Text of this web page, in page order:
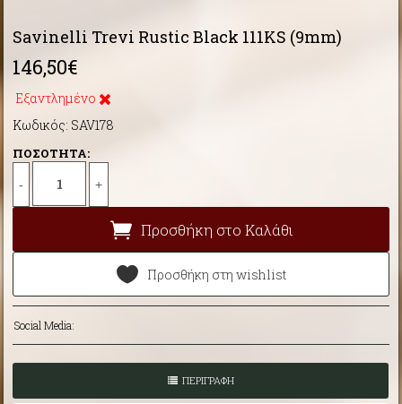
Savinelli Trevi Rustic Black 111KS (9mm)
146,50€
Εξαντλημένο
Κωδικός: SAV178
ΠΟΣΟΤΗΤΑ:
- +
Προσθήκη στο Καλάθι
Προσθήκη στη wishlist
Social Media:
ΠΕΡΙΓΡΑΦΗ